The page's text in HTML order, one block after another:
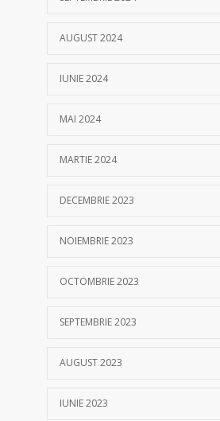
AUGUST 2024
IUNIE 2024
MAI 2024
MARTIE 2024
DECEMBRIE 2023
NOIEMBRIE 2023
OCTOMBRIE 2023
SEPTEMBRIE 2023
AUGUST 2023
IUNIE 2023